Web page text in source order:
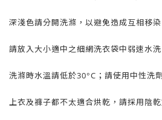
深淺色請分開洗滌，以避免造成互相移染
請放入大小適中之細網洗衣袋中弱速水
洗滌時水溫請低於30°C；請使用中性洗
上衣及褲子都不太適合烘乾，請採用陰乾